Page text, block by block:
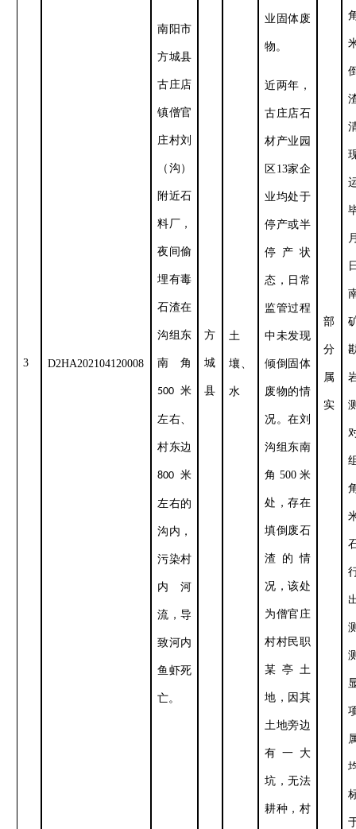
3 D2HA202104120008
南阳市
方城县
古庄店
镇僧官
庄村刘
（沟）
附近石
料厂，
夜间偷
埋有毒
石渣在
沟组东
南角
500 米
左右、
村东边
800 米
左右的
沟内，
污染村
内河
流，导
致河内
鱼虾死
亡。
方
城
县
土
壤、
水
业固体废
物。
近两年，
古庄店石
材产业园
区 13家企
业均处于
停产或半
停产状
态，日常
监管过程
中未发现
倾倒固体
废物的情
况。在刘
沟组东南
角 500米
处，存在
填倒废石
渣的情
况，该处
为僧官庄
村村民职
某亭土
地，因其
土地旁边
有一大
坑，无法
耕种，村
部
分
属
实